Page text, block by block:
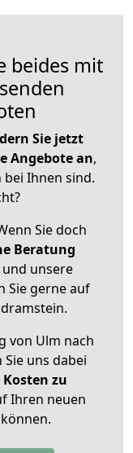
beides mit
Sie jetzt
Angebote an,
Ihnen sind.
Sie doch
Beratung
unsere
Sie gerne auf
von Ulm nach
uns dabei
zu
Ihren neuen